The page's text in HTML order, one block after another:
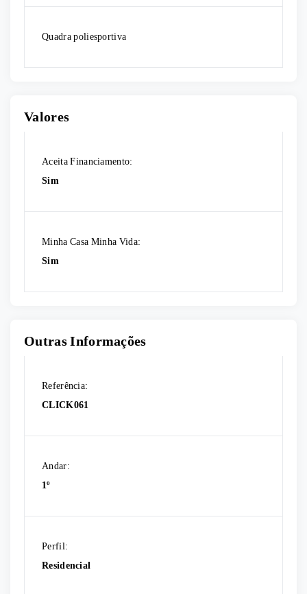
Quadra poliesportiva
Valores
Aceita Financiamento:
Sim
Minha Casa Minha Vida:
Sim
Outras Informações
Referência:
CLICK061
Andar:
1º
Perfil:
Residencial